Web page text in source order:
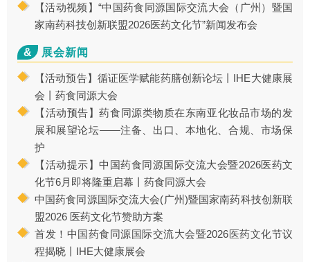
【活动视频】“中国药食同源国际交流大会（广州）暨国
家南药科技创新联盟2026医药文化节”新闻发布会
& 展会新闻
【活动预告】循证医学赋能药膳创新论坛丨IHE大健康展
会丨药食同源大会
【活动预告】药食同源类物质在东南亚化妆品市场的发
展和展望论坛——注备、出口、本地化、合规、市场保
护
【活动提示】中国药食同源国际交流大会暨2026医药文
化节6月即将隆重启幕丨药食同源大会
中国药食同源国际交流大会(广州)暨国家南药科技创新联
盟2026 医药文化节赞助方案
首发！中国药食同源国际交流大会暨2026医药文化节议
程揭晓丨IHE大健康展会